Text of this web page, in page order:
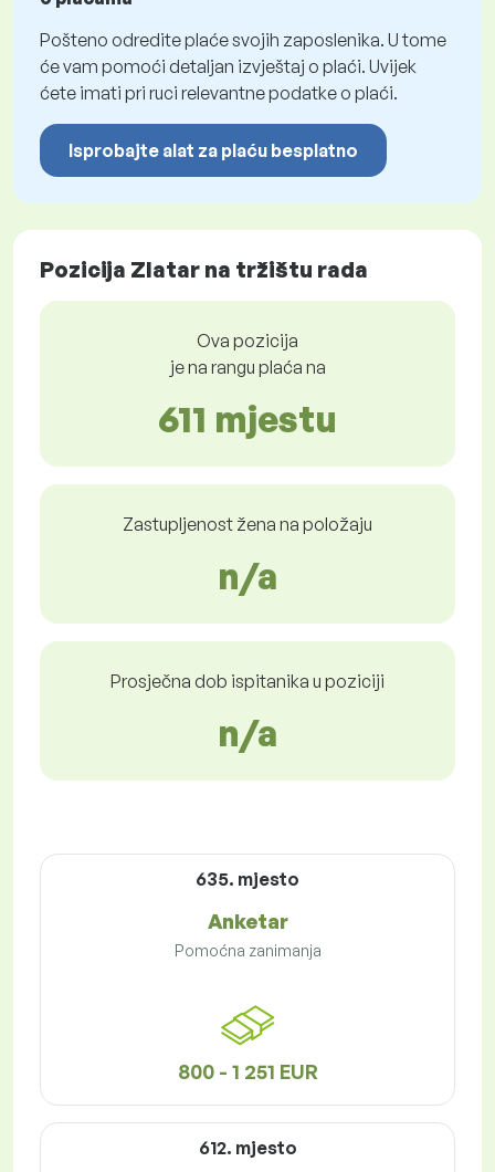
Pošteno odredite plaće svojih zaposlenika. U tome
će vam pomoći detaljan izvještaj o plaći. Uvijek
ćete imati pri ruci relevantne podatke o plaći.
Isprobajte alat za plaću besplatno
Pozicija Zlatar na tržištu rada
Ova pozicija
je na rangu plaća na
611 mjestu
Zastupljenost žena na položaju
n/a
Prosječna dob ispitanika u poziciji
n/a
635. mjesto
Anketar
Pomoćna zanimanja
800 - 1 251 EUR
612. mjesto